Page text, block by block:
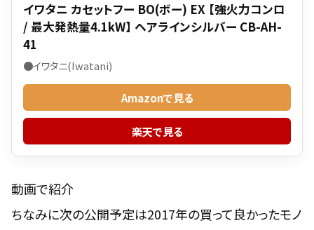
イワタニ カセットフー BO(ボー) EX 【強火力コンロ
/ 最大発熱量4.1kW】 ヘアラインシルバー CB-AH-
41
●イワタニ(Iwatani)
Amazonで見る
楽天で見る
動画で紹介
ちなみに次の公開予定は2017年の買って良かったモノ